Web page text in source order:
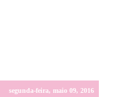
segunda-feira, maio 09, 2016